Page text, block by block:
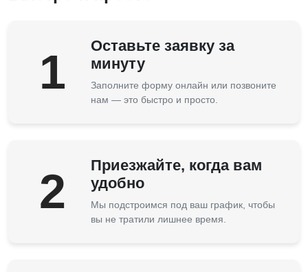
1
Оставьте заявку за
минуту
Заполните форму онлайн или позвоните
нам — это быстро и просто.
2
Приезжайте, когда вам
удобно
Мы подстроимся под ваш график, чтобы
вы не тратили лишнее время.